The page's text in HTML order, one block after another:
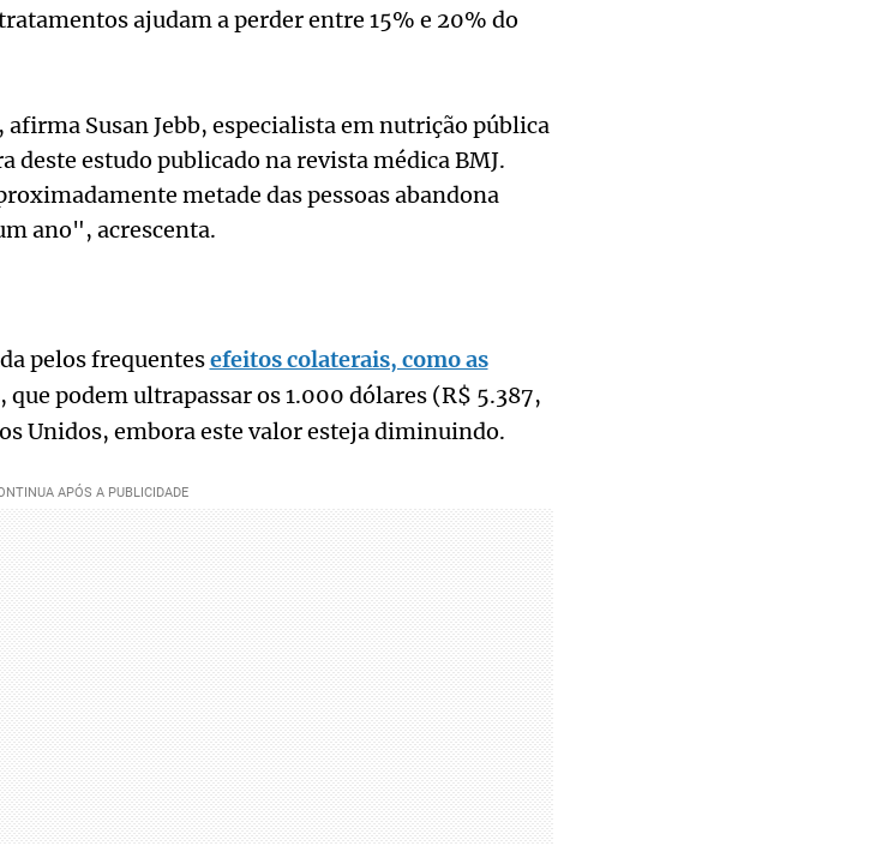
ajudam a perder entre 15% e 20% do
Susan Jebb, especialista em nutrição pública
deste estudo publicado na revista médica BMJ.
metade das pessoas abandona
ano", acrescenta.
pelos frequentesefeitos colaterais, como as
que podem ultrapassar os 1.000 dólares (R$ 5.387,
Unidos, embora este valor esteja diminuindo.